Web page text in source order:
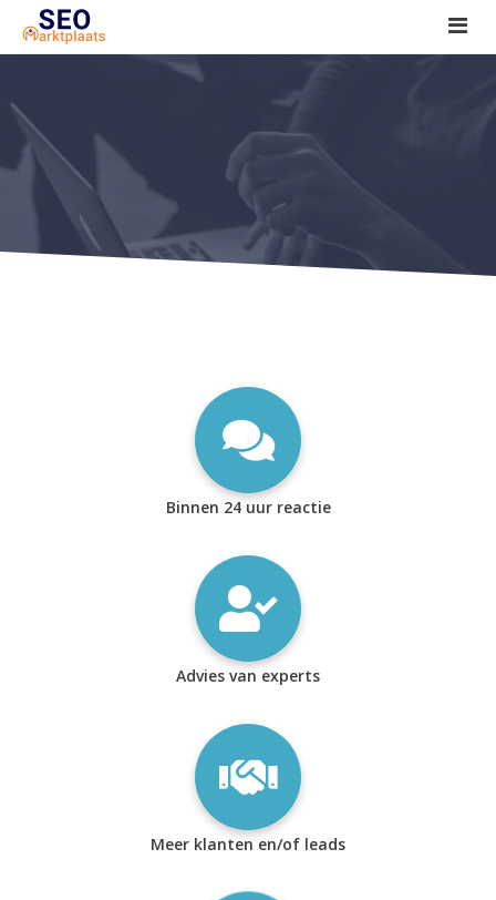
SEO tools reviews
Marketeer bij jou in de buurt?
Offerte
1. Seo voor beginners +
2. Onderzoeken +
Binnen 24 uur reactie
Advies van experts
Meer klanten en/of leads